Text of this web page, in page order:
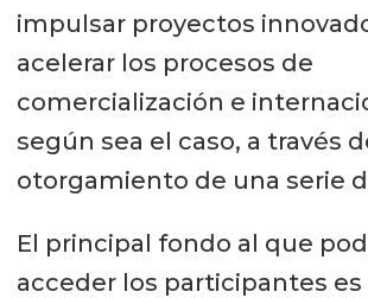
impulsar proyectos
acelerar los procesos de
comercialización e
según sea el caso, a través
otorgamiento de una serie
El principal fondo al que
acceder los participantes es